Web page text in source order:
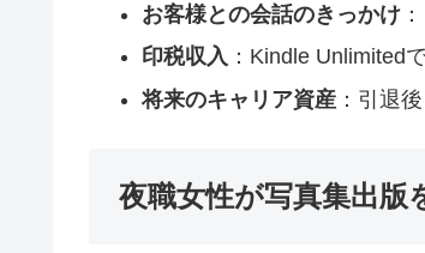
お客様との会話のきっかけ
印税収入 ：Kindle Unlimited
将来のキャリア資産：引退
夜職女性が写真集出版